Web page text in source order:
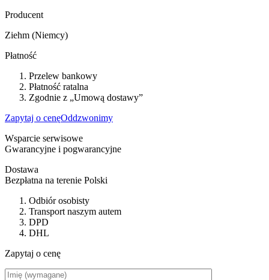
Producent
Ziehm (Niemcy)
Płatność
Przelew bankowy
Płatność ratalna
Zgodnie z „Umową dostawy”
Zapytaj o cenęOddzwonimy
Wsparcie serwisowe
Gwarancyjne i pogwarancyjne
Dostawa
Bezpłatna na terenie Polski
Odbiór osobisty
Transport naszym autem
DPD
DHL
Zapytaj o cenę